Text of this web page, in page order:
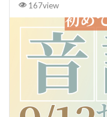
167view